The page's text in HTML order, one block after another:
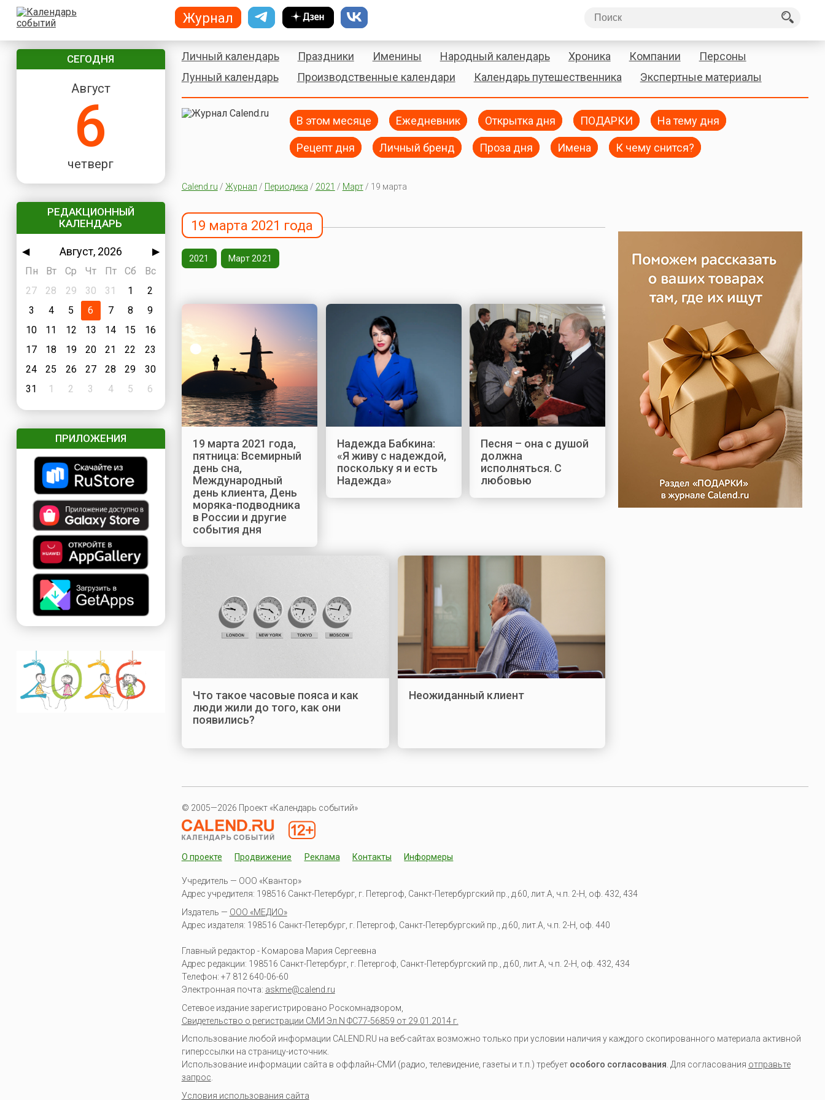
СЕГОДНЯ
Август
6
четверг
РЕДАКЦИОННЫЙ
КАЛЕНДАРЬ
◀ Август, 2026
▶
Пн
Вт Ср Чт Пт Сб
Вс
27
28 29 30 31 1
2
3
4 5 6 7 8
9
10
11 12 13 14 15
16
17
18 19 20 21 22
23
24
25 26 27 28 29
30
31
1 2 3 4 5 6
ПРИЛОЖЕНИЯ
Личный календарь Праздники Именины Народный календарь Хроника Компании
Персоны
Лунный календарь
Производственные календари Календарь путешественника Экспертные материалы
В этом месяце Ежедневник Открытка дня ПОДАРКИ На тему дня
Рецепт дня Личный бренд Проза дня Имена К чему снится?
Calend.ru / Журнал / Периодика / 2021 / Март/ 19 марта
19 марта 2021 года
2021 Март 2021
19 марта 2021 года,
пятница: Всемирный
день сна,
Международный
день клиента, День
моряка-подводника
в России и другие
события дня
Надежда Бабкина:
«Я живу с надеждой,
поскольку я и есть
Надежда»
Песня – она с душой
должна
исполняться. С
любовью
Что такое часовые пояса и как
люди жили до того, как они
появились?
Неожиданный клиент
© 2005—2026 Проект «Календарь событий»
О проекте Продвижение Реклама Контакты Информеры
Учредитель — ООО «Квантор»
Адрес учредителя: 198516 Санкт-Петербург, г. Петергоф, Санкт-Петербургский пр., д.60, лит.А, ч.п. 2-Н, оф. 432, 434
Издатель — ООО «МЕДИО»
Адрес издателя: 198516 Санкт-Петербург, г. Петергоф, Санкт-Петербургский пр., д.60, лит.А, ч.п. 2-Н, оф. 440
Главный редактор - Комарова Мария Сергеевна
Адрес редакции: 198516 Санкт-Петербург, г. Петергоф Санкт-Петербургский пр., д.60, лит.А, ч.п. 2-Н, оф. 432, 434
Телефон: +7 812 640-06-60
Электронная почта: askme@calend.ru
Сетевое издание зарегистрировано Роскомнадзором,
Свидетельство о регистрации СМИ Эл.N ФС77-56859 от 29.01.2014 г.
Использование любой информации CALEND.RU на веб-сайтах возможно только при условии наличия у каждого скопированного материала активной
гиперссылки на страницу-источник.
Использование информации сайта в оффлайн-СМИ (радио, телевидение, газеты и т.п.) требует особого согласования. Для согласования отправьте
запрос.
Условия использования сайта
Журнал